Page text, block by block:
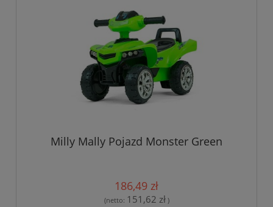
Milly Mally Pojazd Monster Green
186,49 zł
(netto: 151,62 zł)